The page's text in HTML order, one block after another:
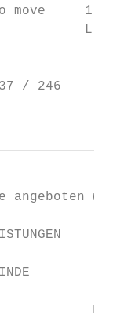
move     1,
L-8041
/ 246